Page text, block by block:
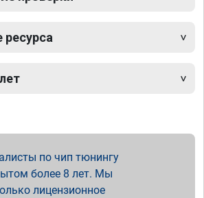
ресурса
по чип тюнингу
более 8 лет. Мы
лицензионное